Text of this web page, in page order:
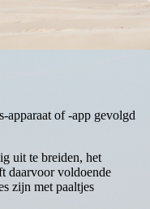
apparaat of -app gevolgd
uit te breiden, het
daarvoor voldoende
zijn met paaltjes